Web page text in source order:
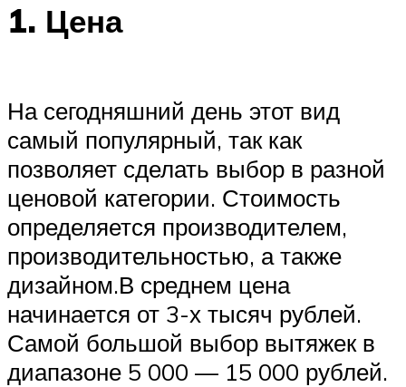
1. Цена
На сегодняшний день этот вид
самый популярный, так как
позволяет сделать выбор в разной
ценовой категории. Стоимость
определяется производителем,
производительностью, а также
дизайном.В среднем цена
начинается от 3-х тысяч рублей.
Самой большой выбор вытяжек в
диапазоне 5 000 — 15 000 рублей.